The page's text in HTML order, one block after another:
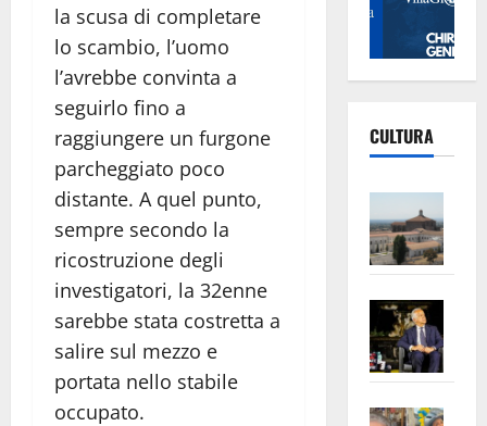
la scusa di completare
lo scambio, l’uomo
l’avrebbe convinta a
seguirlo fino a
raggiungere un furgone
parcheggiato poco
distante. A quel punto,
sempre secondo la
ricostruzione degli
investigatori, la 32enne
sarebbe stata costretta a
salire sul mezzo e
portata nello stabile
occupato.
CULTURA
apre